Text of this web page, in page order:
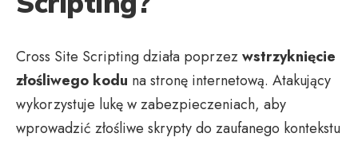
Cross Site Scripting działa poprzez wstrzyknięcie
złośliwego kodu na stronę internetową. Atakujący
wykorzystuje lukę w zabezpieczeniach, aby
wprowadzić złośliwe skrypty do zaufanego kontekstu